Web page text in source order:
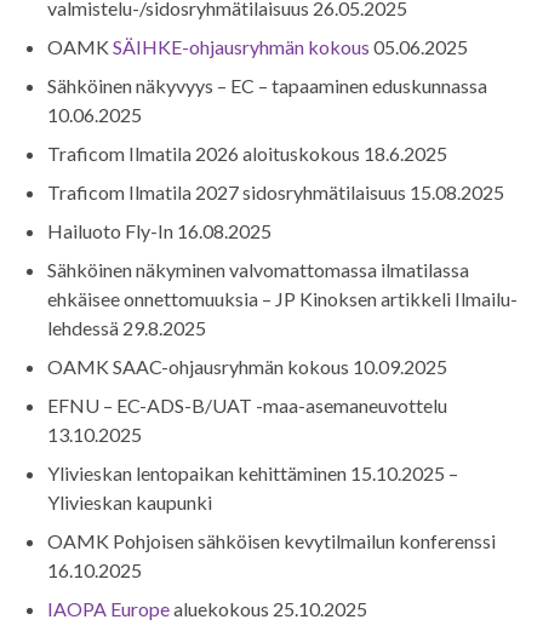
valmistelu-/sidosryhmätilaisuus 26.05.2025
OAMK SÄIHKE-ohjausryhmän kokous 05.06.2025
Sähköinen näkyvyys – EC – tapaaminen eduskunnassa
10.06.2025
Traficom Ilmatila 2026 aloituskokous 18.6.2025
Traficom Ilmatila 2027 sidosryhmätilaisuus 15.08.2025
Hailuoto Fly-In 16.08.2025
Sähköinen näkyminen valvomattomassa ilmatilassa
ehkäisee onnettomuuksia – JP Kinoksen artikkeli Ilmailu-
lehdessä 29.8.2025
OAMK SAAC-ohjausryhmän kokous 10.09.2025
EFNU – EC-ADS-B/UAT -maa-asemaneuvottelu
13.10.2025
Ylivieskan lentopaikan kehittäminen 15.10.2025 –
Ylivieskan kaupunki
OAMK Pohjoisen sähköisen kevytilmailun konferenssi
16.10.2025
IAOPA Europealuekokous 25.10.2025